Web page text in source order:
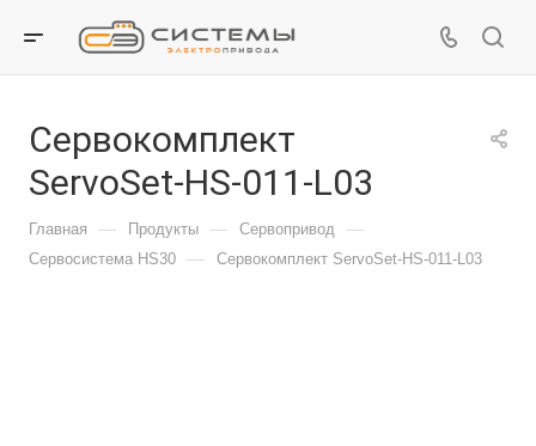
Сервокомплект
ServoSet-HS-011-L03
Главная — Продукты — Сервопривод —
Сервосистема HS30 — Сервокомплект ServoSet-HS-011-L03